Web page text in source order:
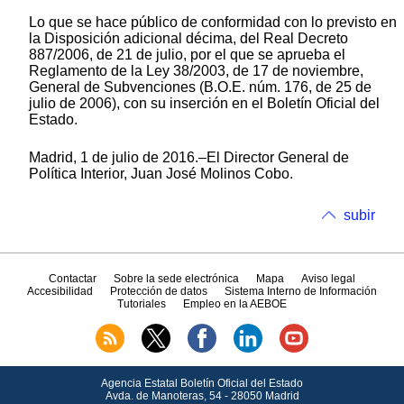
Lo que se hace público de conformidad con lo previsto en
la Disposición adicional décima, del Real Decreto
887/2006, de 21 de julio, por el que se aprueba el
Reglamento de la Ley 38/2003, de 17 de noviembre,
General de Subvenciones (B.O.E. núm. 176, de 25 de
julio de 2006), con su inserción en el Boletín Oficial del
Estado.
Madrid, 1 de julio de 2016.–El Director General de
Política Interior, Juan José Molinos Cobo.
subir
Contactar Sobre la sede electrónica Mapa
Aviso legal
Accesibilidad
Protección de datos
Sistema Interno de Información
Tutoriales
Empleo en la AEBOE
Agencia Estatal Boletín Oficial del Estado
Avda. de Manoteras, 54 - 28050 Madrid